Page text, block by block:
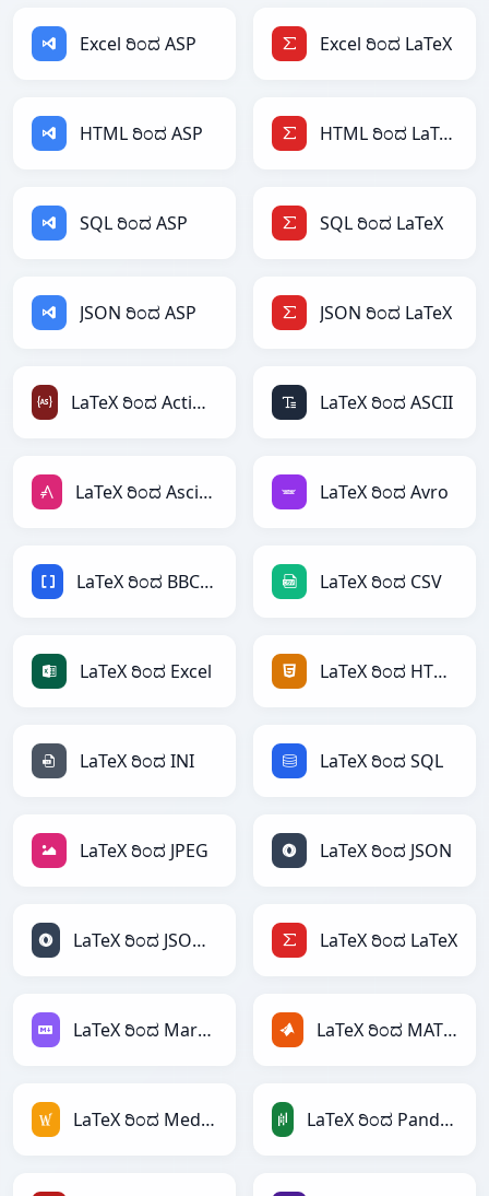
Excel ರಿಂದ ASP Excel ರಿಂದ LaTeX
HTML ರಿಂದ ASP HTML ರಿಂದ LaTeX
SQL ರಿಂದ ASP SQL ರಿಂದ LaTeX
JSON ರಿಂದ ASP JSON ರಿಂದ LaTeX
LaTeX ರಿಂದ ActionScript LaTeX ರಿಂದ ASCII
LaTeX ರಿಂದ AsciiDoc LaTeX ರಿಂದ Avro
LaTeX ರಿಂದ BBCode LaTeX ರಿಂದ CSV
LaTeX ರಿಂದ Excel LaTeX ರಿಂದ HTML
LaTeX ರಿಂದ INI LaTeX ರಿಂದ SQL
LaTeX ರಿಂದ JPEG LaTeX ರಿಂದ JSON
LaTeX ರಿಂದ JSONLines LaTeX ರಿಂದ LaTeX
LaTeX ರಿಂದ Markdown LaTeX ರಿಂದ MATLAB
LaTeX ರಿಂದ MediaWiki LaTeX ರಿಂದ PandasDataFrame